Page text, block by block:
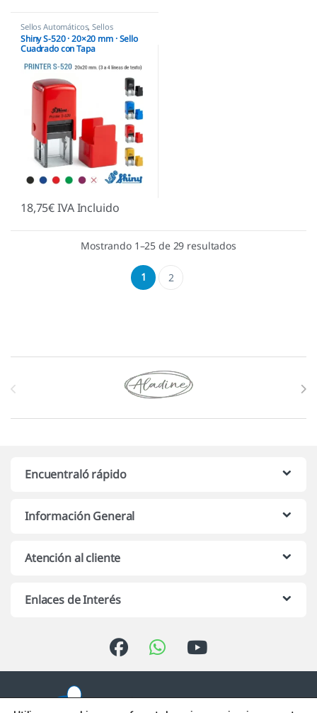
Sellos Automáticos,Sellos
empresas,Shiny
Shiny S-520 · 20×20 mm · Sello
Cuadrado con Tapa
18,75€IVA Incluido
Mostrando 1–25 de 29 resultados
1 2
Marcas De Carrusel
Encuentraló rápido
Información General
Atención al cliente
Enlaces de Interés